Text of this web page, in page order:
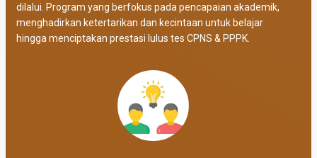
dilalui. Program yang berfokus pada pencapaian akademik,
menghadirkan ketertarikan dan kecintaan untuk belajar
hingga menciptakan prestasi lulus tes CPNS & PPPK.